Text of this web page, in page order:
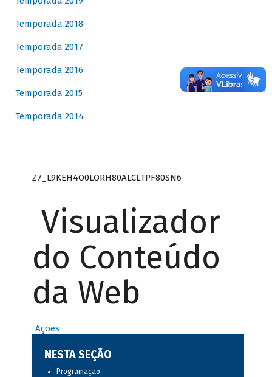
Temporada 2018
Temporada 2017
Temporada 2016
Temporada 2015
Temporada 2014
Z7_L9KEH4O0LORH80ALCLTPF80SN6
Visualizador
do Conteúdo
da Web
Ações
NESTA SEÇÃO
Programação